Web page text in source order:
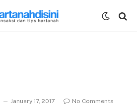
January 17, 2017
No Comments